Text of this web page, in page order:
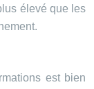
élevé que les
est bien